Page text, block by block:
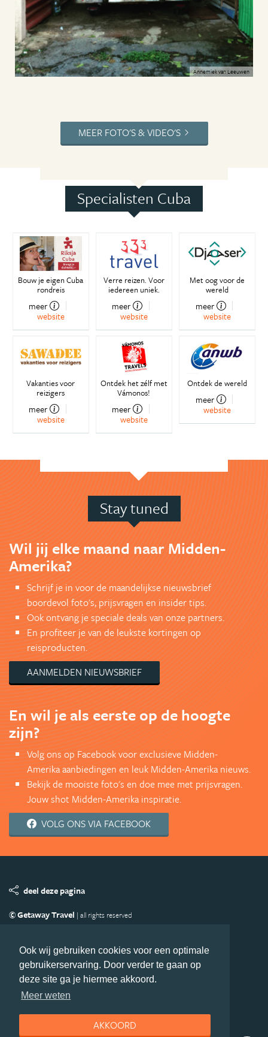
Ook wij gebruiken cookies voor een optimale
gebruikerservaring. Door verder te gaan op
deze site ga je hiermee akkoord.
Meer weten
AKKOORD
Annemiek van Leeuwen
MEER FOTO'S & VIDEO'S
Specialisten Cuba
Bouw je eigen Cuba
rondreis
meer
website
Verre reizen. Voor
iedereen uniek.
meer
website
Met oog voor de
wereld
meer
website
Vakanties voor
reizigers
meer
website
Ontdek het zélf met
Vámonos!
meer
website
Ontdek de wereld
meer
website
Stay tuned
Wil jij elke maand naar Midden-
Amerika?
Schrijf je in voor de maandelijkse nieuwsbrief
boordevol foto's, prijsvragen en insider tips.
Ook ontvang je speciale deals van onze partners.
En profiteer je van de leukste kortingen op
reisproducten.
AANMELDEN NIEUWSBRIEF
En wil je als eerste op de hoogte
zijn?
Volg ons op Facebook voor exclusieve Midden-
Amerika aanbiedingen en leuk Midden-Amerika nieuws.
Bekijk de mooiste foto's en doe mee met prijsvragen.
Jouw shot Midden-Amerika inspiratie.
VOLG ONS VIA FACEBOOK
deel deze pagina
© Getaway Travel | all rights reserved
Copyright
Privacy statement Disclaimer
Cookies
Volg MiddenAmerika.nl
Nieuwsbrief
Facebook